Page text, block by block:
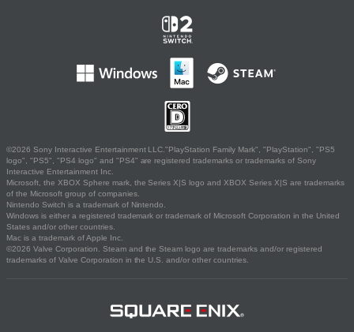
©2026 Sony Interactive Entertainment LLC."PlayStation Family Mark", "PlayStation", "PS5
logo", "PS5", "PS4 logo" and "PS4" are registered trademarks or trademarks of Sony
Interactive Entertainment Inc.
Microsoft, the XBOX Sphere mark, the Series X|S logo and XBOX Series X|S are trademarks
of the Microsoft group of companies.
Nintendo Switch is a trademark of Nintendo.
Windows is either a registered trademark or trademark of Microsoft Corporation in the United
States and/or other countries.
Mac is a trademark of Apple Inc.
©2026 Valve Corporation. Steam and the Steam logo are trademarks and/or registered
trademarks of Valve Corporation in the U.S. and/or other countries.